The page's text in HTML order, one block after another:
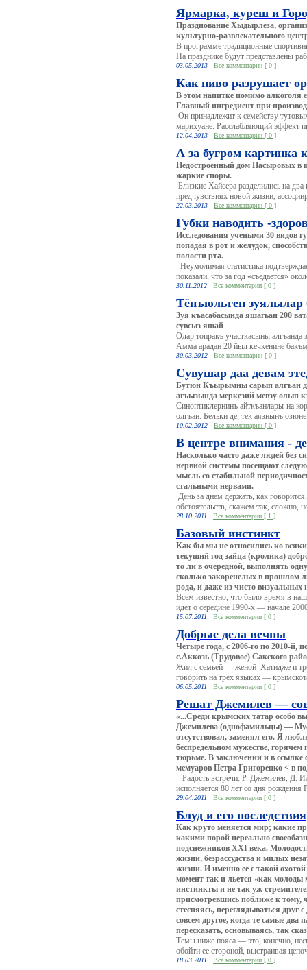
Ярмарка, куреш и
Празднование Хыдырлеза,
культурно-развлекательного
В программе традиционные
На празднике будут представлены
03.05.2013 Все комментарии [ 0 ]
Как пиво разрушает
В этом напитке помимо алкоголя
Главный ингредиент при
Он принадлежит к семейству
марихуане. Расслабляющий эффект
12.04.2013 Все комментарии [ 0 ]
А за бугром картинка
Недостроенный дом Насыровых в
жаркие споры.
Близкие Хайсера разделились на
предчувствиях новой жизни,
22.03.2013 Все комментарии [ 0 ]
Губки наводить -
Исследования учеными 30 видов
попадая в рот и желудок,
полости рта.
Неумолимая статистика
показали, что за год «съедается»
30.11.2012 Все комментарии [ 0 ]
Тёнъюльген
Зуя къасабасында яшагьан 200
сувсыз яшай
Олар топракъ участкасыны алгъанда
Амма арадан 20 йыл кечкенине
30.03.2012 Все комментарии [ 0 ]
Сувушар даа девам
Бутюн Къырымны сарып алгъан
агъызында меркезий мевзу олып
Синоптиклернинъ айткъанлары-на
олгъан. Бельки де, тек аязнынъ
10.02.2012 Все комментарии [ 0 ]
В центре внимания -
Насколько часто даже людей без
нервной системы посещают
мысль со стабильной
стальными нервами.
День за днем держать, как
обстоятельств, скажем так, сложно,
28.10.2011 Все комментарии [ 1 ]
Базовый инстинкт
Как бы мы не относились ко
текущий год зайца (кролика)
то ли в очередной, выполнять
сколько закоренелых в прошлом
рода, и даже из чисто
Всем известно, что было время в
идет о середине 1990-х — начале
15.07.2011 Все комментарии [ 0 ]
Добрые дела вечны
Четыре года, с 2006-го по 2010-й,
с.Аккозь (Трудовое) Сакского
Жил с семьей — женой Хатидже и
говорить на трех языках —
06.05.2011 Все комментарии [ 0 ]
Решат Джемилев —
«...Среди крымских татар особо
Джемилева (однофамильцы) —
отсутствовал, заменял его. Я
беспредельном мужестве,
тюрьме. В заключении и в ссылке
мемуаров Петра Григоренко < в
Радость встречи: Р. Джемилев, Д.
исполняется 80 лет со дня
29.04.2011 Все комментарии [ 0 ]
Блуд и его последствия
Как круто меняется мир; какие
какими порой нереально
подснежников XXI века.
жизни, безрассудства и милых
жизни. И именно ее с такой
момент так и льется «как молоды
инстинкты и не так уж
присмотревшись поближе к тому,
стесняясь, переглядываться друг
совсем другое, когда те самые
пересказать, основываясь, так
Темы ниже пояса — это, конечно,
обойти ее стороной, выстраивая
18.03.2011 Все комментарии [ 0 ]